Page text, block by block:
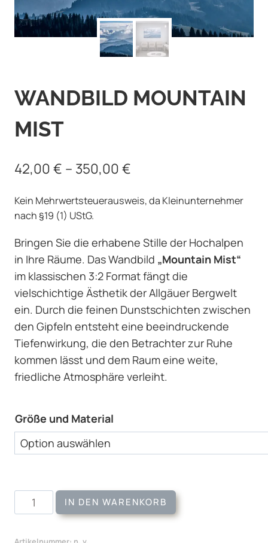
WANDBILD MOUNTAIN
MIST
42,00€ – 350,00€
Kein Mehrwertsteuerausweis, da Kleinunternehmer
nach §19 (1) UStG.
Bringen Sie die erhabene Stille der Hochalpen
in Ihre Räume. Das Wandbild „Mountain Mist“
im klassischen 3:2 Format fängt die
vielschichtige Ästhetik der Allgäuer Bergwelt
ein. Durch die feinen Dunstschichten zwischen
den Gipfeln entsteht eine beeindruckende
Tiefenwirkung, die den Betrachter zur Ruhe
kommen lässt und dem Raum eine weite,
friedliche Atmosphäre verleiht.
Größe und Material
Wandbild
Mountain
IN DEN WARENKORB